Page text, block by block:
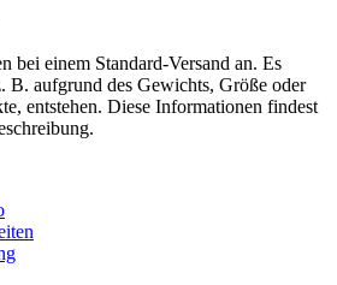
bei einem Standard-Versand an. Es
B. aufgrund des Gewichts, Größe oder
entstehen. Diese Informationen findest